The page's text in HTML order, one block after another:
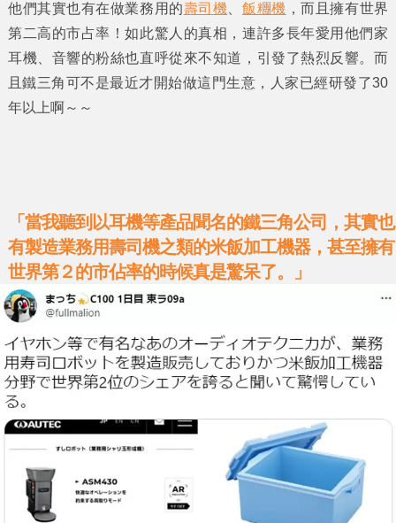
他們其實也有在做業務用的壽司機、 飯糰機 ，而且擁有世界
第二高的市占率！如此驚人的真相，連許多長年愛用他們家
耳機、音響的粉絲也直呼從來不知道，引發了熱烈反響。而
且鐵三角可不是最近才開始做這門生意，人家已經研發了30
年以上啊～～
「當我聽到以耳機等產品聞名的鐵三角公司，其實也
有製造業務用壽司機之類的米飯加工機器，甚至擁有
世界第２的市佔率的時候真是驚呆了。」